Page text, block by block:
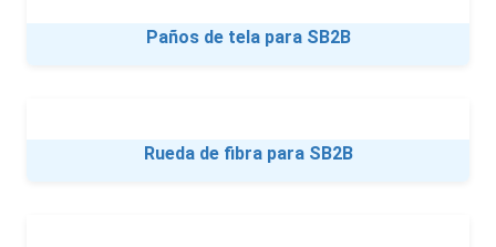
Paños de tela para SB2B
Rueda de fibra para SB2B